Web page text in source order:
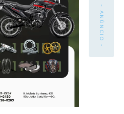
- ANÚNCIO -